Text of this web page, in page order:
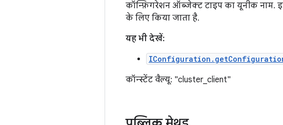
कॉन्फ़िगरेशन ऑब्जेक्ट टाइप का यूनीक नाम.
के लिए किया जाता है.
यह भी देखें:
कॉन्स्टेंट वैल्यू: "cluster_client"